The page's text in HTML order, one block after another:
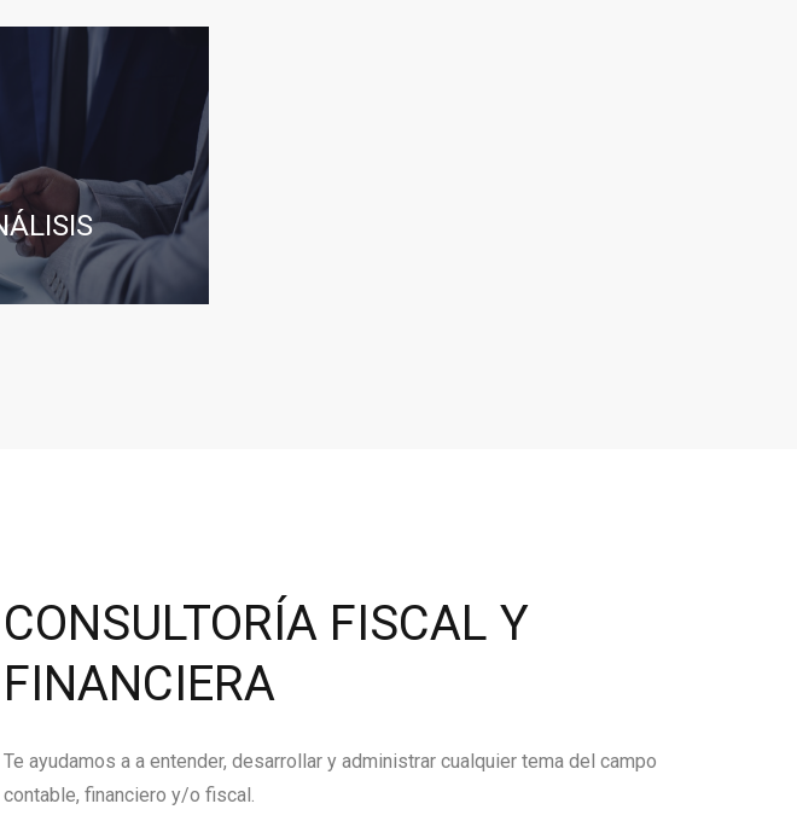
CONSULTORÍA FISCAL Y
FINANCIERA
Te ayudamos a a entender, desarrollar y administrar cualquier tema del campo
contable, financiero y/o fiscal.